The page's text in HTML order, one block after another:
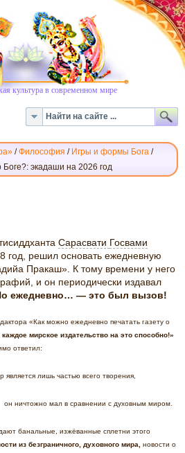
культура в современном мире
/Философия / Игры и формы Бога /
Боге?: экадаши на 2026 год
Сарасвати Госвами
год, решил основать ежедневную
Пракаш». К тому времени у него
и он периодически издавал
ежедневно… — это был вызов!
«Как можно ежедневно печатать газету о
каждое мирское издательство на это способно!»
ответил:
частью всего творения,
сравнении с духовным миром.
банальные, изжёванные сплетни этого
из безграничного, духовного мира,
новости о